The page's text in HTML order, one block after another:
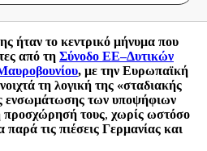
ήταν το κεντρικό μήνυμα που
από τη Σύνοδο ΕΕ–Δυτικών
, με την Ευρωπαϊκή
τη λογική της «σταδιακής
ενσωμάτωσης των υποψήφιων
προσχώρησή τους, χωρίς ωστόσο
τις πιέσεις Γερμανίας και